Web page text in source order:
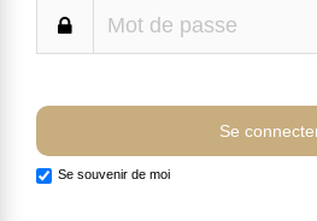
Se souvenir de moi